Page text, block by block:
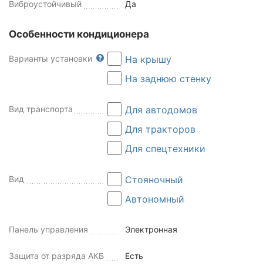
Виброустойчивый Да
Особенности кондиционера
Варианты установки
На крышу
На заднюю стенку
Вид транспорта
Для автодомов
Для тракторов
Для спецтехники
Вид
Стояночный
Автономный
Панель управления Электронная
Защита от разряда АКБ Есть